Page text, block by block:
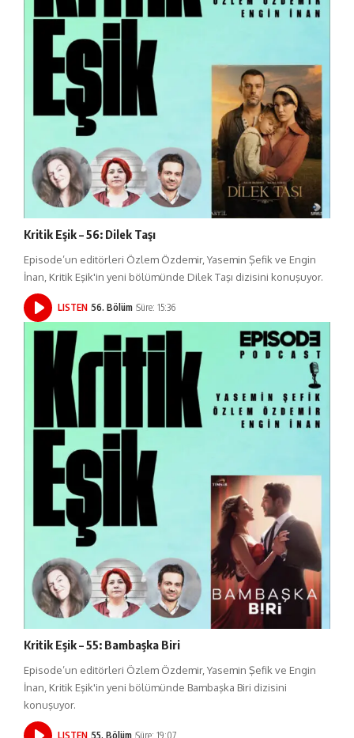
Kritik Eşik – 56: Dilek Taşı
Episode’un editörleri Özlem Özdemir, Yasemin Şefik ve Engin
İnan, Kritik Eşik'in yeni bölümünde Dilek Taşı dizisini konuşuyor.
LISTEN 56. Bölüm Süre: 15:36
Kritik Eşik – 55: Bambaşka Biri
Episode’un editörleri Özlem Özdemir, Yasemin Şefik ve Engin
İnan, Kritik Eşik'in yeni bölümünde Bambaşka Biri dizisini
konuşuyor.
LISTEN 55. Bölüm Süre: 19:07